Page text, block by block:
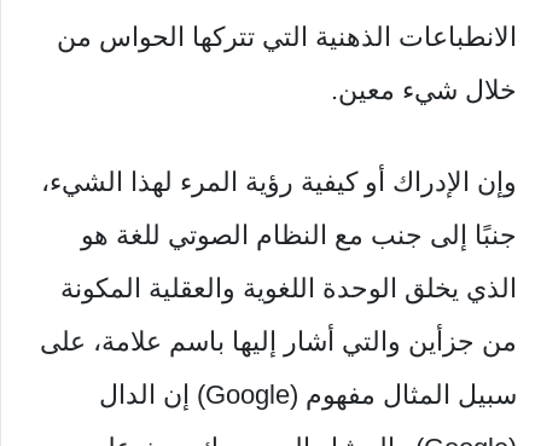
الانطباعات الذهنية التي تتركها الحواس من
خلال شيء معين.
وإن الإدراك أو كيفية رؤية المرء لهذا الشيء،
جنبًا إلى جنب مع النظام الصوتي للغة هو
الذي يخلق الوحدة اللغوية والعقلية المكونة
من جزأين والتي أشار إليها باسم علامة، على
سبيل المثال مفهوم (Google) إن الدال